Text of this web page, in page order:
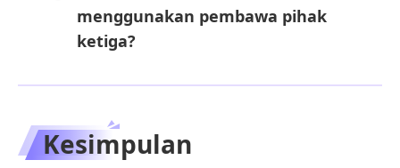
menggunakan pembawa pihak
ketiga?
Kesimpulan